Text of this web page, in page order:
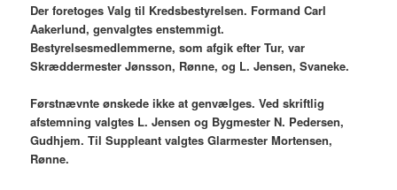
Der foretoges Valg til Kredsbestyrelsen. Formand Carl
Aakerlund, genvalgtes enstemmigt.
Bestyrelsesmedlemmerne, som afgik efter Tur, var
Skræddermester Jønsson, Rønne, og L. Jensen, Svaneke.
Førstnævnte ønskede ikke at genvælges. Ved skriftlig
afstemning valgtes L. Jensen og Bygmester N. Pedersen,
Gudhjem. Til Suppleant valgtes Glarmester Mortensen,
Rønne.